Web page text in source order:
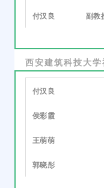
付汉良 副教
西安建筑科技大
付汉良
侯彩霞
王萌萌
郭晓彤